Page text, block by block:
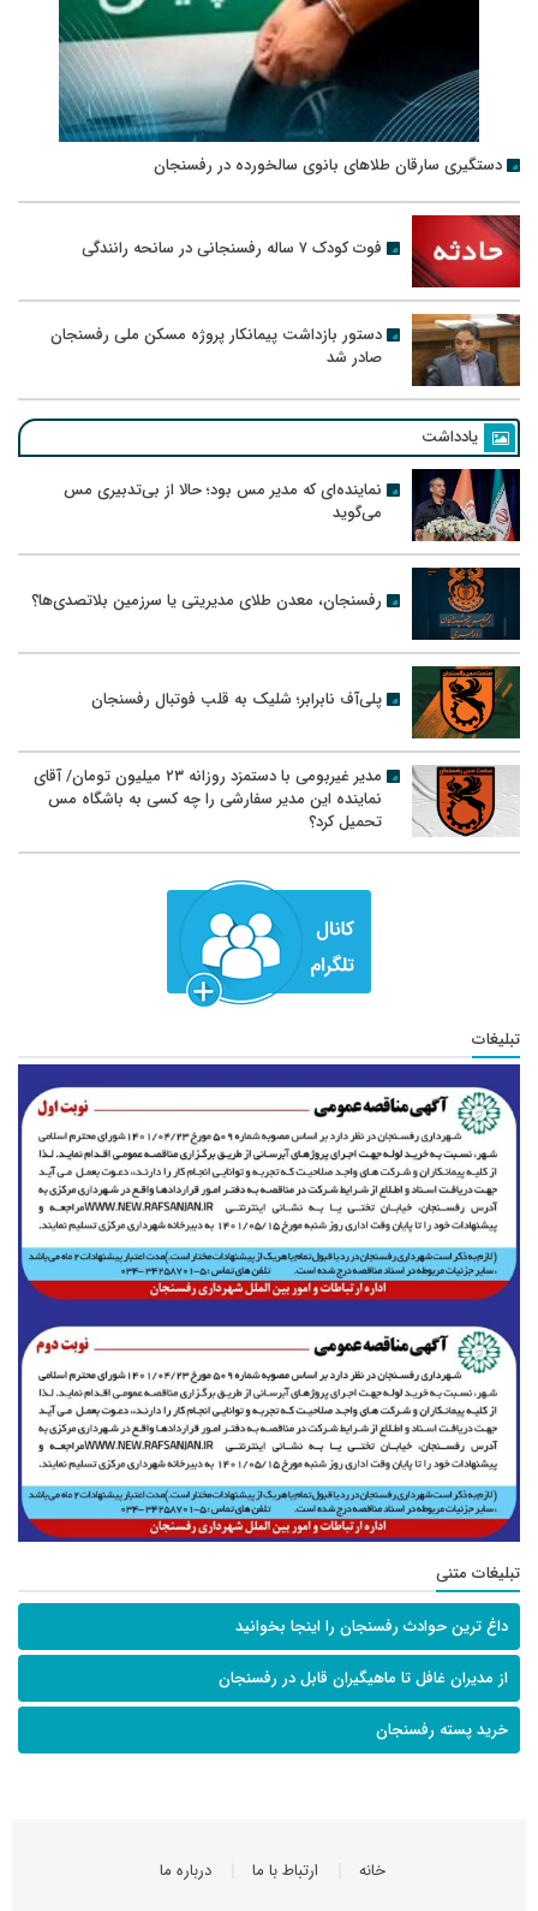
دستگیری سارقان طلاهای بانوی سالخورده در رفسنجان
فوت کودک ۷ ساله رفسنجانی در سانحه رانندگی
دستور بازداشت پیمانکار پروژه مسکن ملی رفسنجان
صادر شد
یادداشت
نماینده‌ای که مدیر مس بود؛ حالا از بی‌تدبیری مس
می‌گوید
رفسنجان، معدن طلای مدیریتی یا سرزمین بلاتصدی‌ها؟
پلی‌آف نابرابر؛ شلیک به قلب فوتبال رفسنجان
مدیر غیربومی با دستمزد روزانه ۲۳ میلیون تومان/ آقای
نماینده این مدیر سفارشی را چه کسی به باشگاه مس
تحمیل کرد؟
تبلیغات
تبلیغات متنی
داغ ترین حوادث رفسنجان را اینجا بخوانید
از مدیران غافل تا ماهیگیران قابل در رفسنجان
خرید پسته رفسنجان
خانه ارتباط با ما درباره ما